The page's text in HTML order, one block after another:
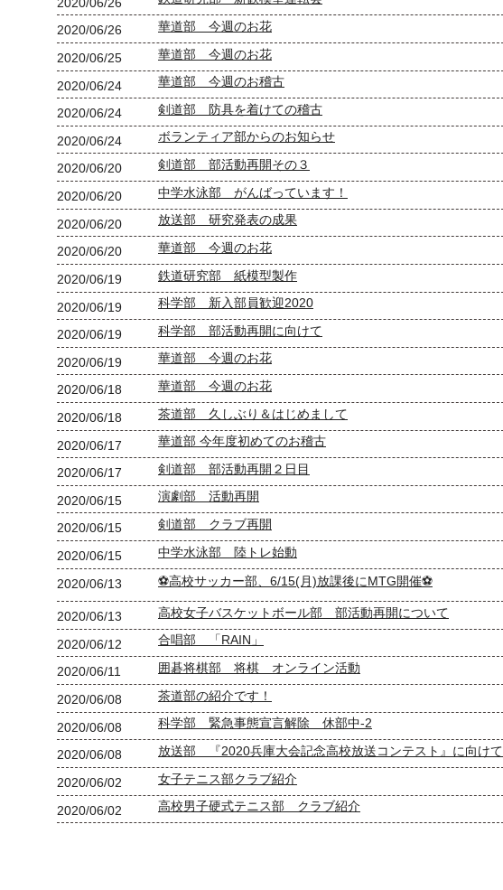
2020/06/26 華道部 今週のお花
2020/06/25 華道部 今週のお花
2020/06/24 華道部 今週のお稽古
2020/06/24 剣道部 防具を着けての稽古
2020/06/24 ボランティア部からのお知らせ
2020/06/20 剣道部 部活動再開その３
2020/06/20 中学水泳部 がんばっています！
2020/06/20 放送部 研究発表の成果
2020/06/20 華道部 今週のお花
2020/06/19 鉄道研究部 紙模型製作
2020/06/19 科学部 新入部員歓迎2020
2020/06/19 科学部 部活動再開に向けて
2020/06/19 華道部 今週のお花
2020/06/18 華道部 今週のお花
2020/06/18 茶道部 久しぶり＆はじめまして
2020/06/17 華道部 今年度初めてのお稽古
2020/06/17 剣道部 部活動再開２日目
2020/06/15 演劇部 活動再開
2020/06/15 剣道部 クラブ再開
2020/06/15 中学水泳部 陸トレ始動
2020/06/13 ⚽高校サッカー部、6/15(月)放課後にMTG開催⚽
2020/06/13 高校女子バスケットボール部 部活動再開について
2020/06/12 合唱部 「RAIN」
2020/06/11 囲碁将棋部 将棋 オンライン活動
2020/06/08 茶道部の紹介です！
2020/06/08 科学部 緊急事態宣言解除 休部中-2
2020/06/08 放送部 『2020兵庫大会記念高校放送コンテスト』に向けて
2020/06/02 女子テニス部クラブ紹介
2020/06/02 高校男子硬式テニス部 クラブ紹介